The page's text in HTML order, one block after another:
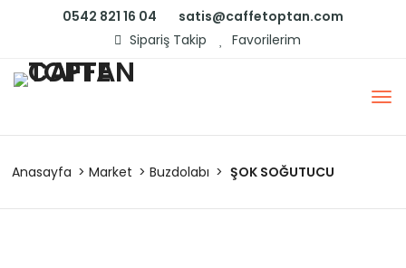
0542 821 16 04
satis@caffetoptan.com
Sipariş Takip
Favorilerim
Anasayfa Market Buzdolabı ŞOK SOĞUTUCU